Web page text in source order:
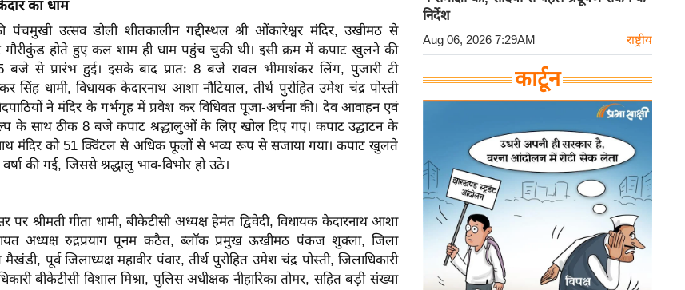
का धाम
पंचमुखी उत्सव डोली शीतकालीन गद्दीस्थल श्री ओंकारेश्वर मंदिर, उखीमठ से
गौरीकुंड होते हुए कल शाम ही धाम पहुंच चुकी थी। इसी क्रम में कपाट खुलने की
5 बजे से प्रारंभ हुई। इसके बाद प्रातः 8 बजे रावल भीमाशंकर लिंग, पुजारी टी
सिंह धामी, विधायक केदारनाथ आशा नौटियाल, तीर्थ पुरोहित उमेश चंद्र पोस्ती
वेदपाठियों ने मंदिर के गर्भगृह में प्रवेश कर विधिवत पूजा-अर्चना की। देव आवाहन एवं
के साथ ठीक 8 बजे कपाट श्रद्धालुओं के लिए खोल दिए गए। कपाट उद्घाटन के
मंदिर को 51 क्विंटल से अधिक फूलों से भव्य रूप से सजाया गया। कपाट खुलते
की गई, जिससे श्रद्धालु भाव-विभोर हो उठे।
श्रीमती गीता धामी, बीकेटीसी अध्यक्ष हेमंत द्विवेदी, विधायक केदारनाथ आशा
अध्यक्ष रुद्रप्रयाग पूनम कठैत, ब्लॉक प्रमुख ऊखीमठ पंकज शुक्ला, जिला
पूर्व जिलाध्यक्ष महावीर पंवार, तीर्थ पुरोहित उमेश चंद्र पोस्ती, जिलाधिकारी
बीकेटीसी विशाल मिश्रा, पुलिस अधीक्षक नीहारिका तोमर, सहित बड़ी संख्या
निर्देश
Aug 06, 2026 7:29AM राष्ट्रीय
कार्टून